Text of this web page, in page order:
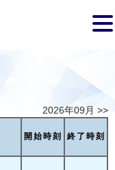
2026年09月 >>
開始時刻 終了時刻